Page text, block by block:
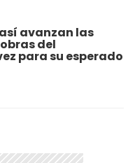
avanzan las
del
para su esperado